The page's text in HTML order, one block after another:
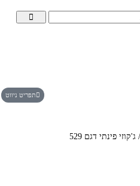
תפריט ניווט
פינתי דגם 529